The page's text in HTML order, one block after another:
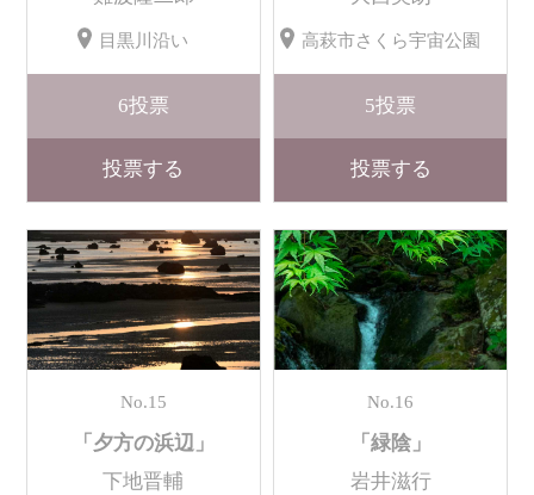
目黒川沿い
6投票
投票する
高萩市さくら宇宙公園
5投票
投票する
No.15
「夕方の浜辺」
下地晋輔
No.16
「緑陰」
岩井滋行